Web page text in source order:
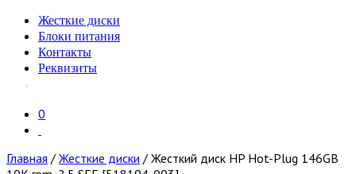
Жесткие диски
Блоки питания
Контакты
Реквизиты
0
Главная / Жесткие диски / Жесткий диск HP Hot-Plug 146GB